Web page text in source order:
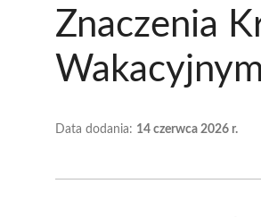
Znaczenia
Wakacyjnym
Data dodania: 14 czerwca 2026 r.